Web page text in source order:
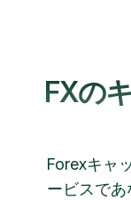
FXの
Forexキャ
ービスで